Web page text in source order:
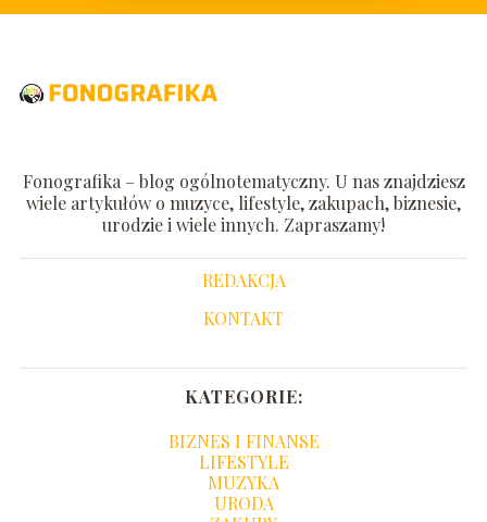
Fonografika – blog ogólnotematyczny. U nas znajdziesz
wiele artykułów o muzyce, lifestyle, zakupach, biznesie,
urodzie i wiele innych. Zapraszamy!
REDAKCJA
KONTAKT
KATEGORIE:
BIZNES I FINANSE
LIFESTYLE
MUZYKA
URODA